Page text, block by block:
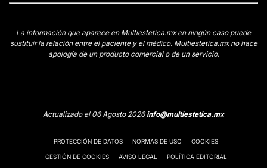
La información que aparece en Multiestetica.mx en ningún caso puede
sustituir la relación entre el paciente y el médico. Multiestetica.mx no hace
apología de un producto comercial o de un servicio.
Actualizado el 06 Agosto 2026info@multiestetica.mx
PROTECCIÓN DE DATOS NORMAS DE USO COOKIES
GESTIÓN DE COOKIES AVISO LEGAL POLÍTICA EDITORIAL